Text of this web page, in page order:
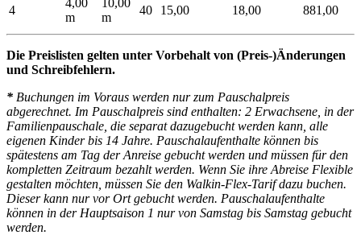
4
m
m
40 15,00 18,00 881,00
Die Preislisten gelten unter Vorbehalt von (Preis-)Änderungen
und Schreibfehlern.
* Buchungen im Voraus werden nur zum Pauschalpreis
abgerechnet. Im Pauschalpreis sind enthalten: 2 Erwachsene, in der
Familienpauschale, die separat dazugebucht werden kann, alle
eigenen Kinder bis 14 Jahre. Pauschalaufenthalte können bis
spätestens am Tag der Anreise gebucht werden und müssen für den
kompletten Zeitraum bezahlt werden. Wenn Sie ihre Abreise Flexible
gestalten möchten, müssen Sie den Walkin-Flex-Tarif dazu buchen.
Dieser kann nur vor Ort gebucht werden. Pauschalaufenthalte
können in der Hauptsaison 1 nur von Samstag bis Samstag gebucht
werden.